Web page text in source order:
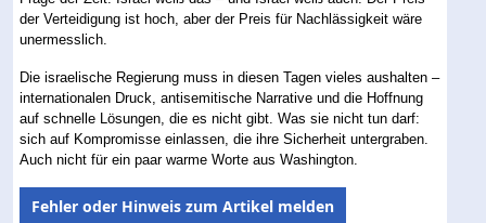
der Verteidigung ist hoch, aber der Preis für Nachlässigkeit wäre
unermesslich.
Die israelische Regierung muss in diesen Tagen vieles aushalten –
internationalen Druck, antisemitische Narrative und die Hoffnung
auf schnelle Lösungen, die es nicht gibt. Was sie nicht tun darf:
sich auf Kompromisse einlassen, die ihre Sicherheit untergraben.
Auch nicht für ein paar warme Worte aus Washington.
Fehler oder Hinweis zum Artikel melden